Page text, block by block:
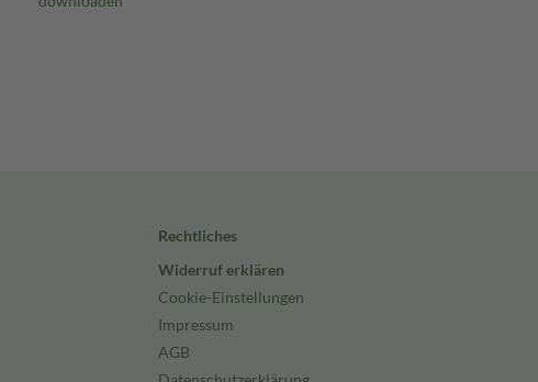
Rechtliches
Widerruf erklären
Cookie-Einstellungen
Impressum
AGB